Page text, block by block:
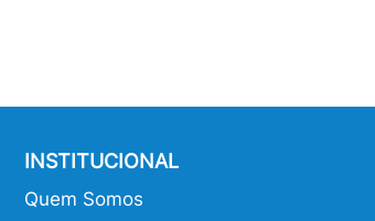
INSTITUCIONAL
Quem Somos